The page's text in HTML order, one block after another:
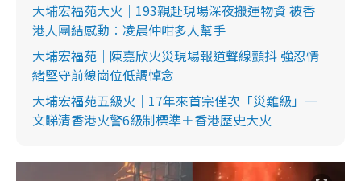
大埔宏福苑大火｜193親赴現場深夜搬運物資 被香
港人團結感動︰凌晨仲咁多人幫手
大埔宏福苑｜陳嘉欣火災現場報道聲線顫抖 強忍情
緒堅守前線崗位低調悼念
大埔宏福苑五級火｜17年來首宗僅次「災難級」一
文睇清香港火警6級制標準＋香港歷史大火